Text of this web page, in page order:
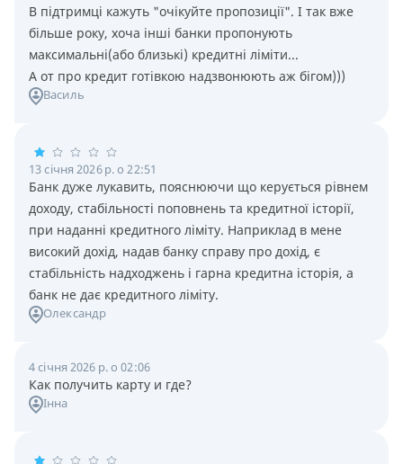
В підтримці кажуть "очікуйте пропозиції". І так вже
більше року, хоча інші банки пропонують
максимальні(або близькі) кредитні ліміти...
А от про кредит готівкою надзвонюють аж бігом)))
Василь
13 січня 2026 р. о 22:51
Банк дуже лукавить, пояснюючи що керується рівнем
доходу, стабільності поповнень та кредитної історії,
при наданні кредитного ліміту. Наприклад в мене
високий дохід, надав банку справу про дохід, є
стабільність надходжень і гарна кредитна історія, а
банк не дає кредитного ліміту.
Олександр
4 січня 2026 р. о 02:06
Как получить карту и где?
Інна